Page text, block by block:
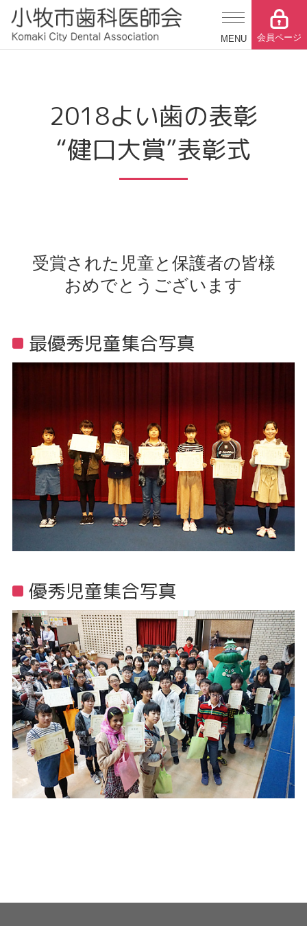
会員ページ
2018よい歯の表彰
“健口大賞”表彰式
受賞された児童と保護者の皆様
おめでとうございます
最優秀児童集合写真
優秀児童集合写真